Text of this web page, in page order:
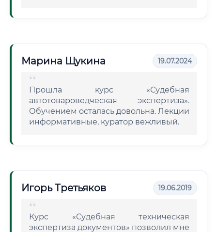
Марина Щукина 19.07.2024
Прошла курс «Судебная
автотовароведческая экспертиза».
Обучением осталась довольна. Лекции
информативные, куратор вежливый.
Игорь Третьяков 19.06.2019
Курс «Судебная техническая
экспертиза документов» позволил мне